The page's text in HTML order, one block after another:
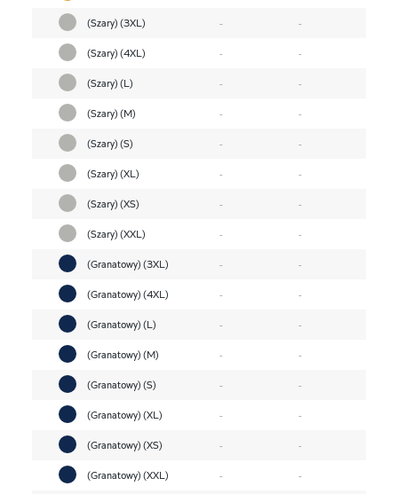
(Szary) (3XL)
-
-
(Szary) (4XL)
-
-
(Szary) (L)
-
-
(Szary) (M)
-
-
(Szary) (S)
-
-
(Szary) (XL)
-
-
(Szary) (XS)
-
-
(Szary) (XXL)
-
-
(Granatowy) (3XL)
-
-
(Granatowy) (4XL)
-
-
(Granatowy) (L)
-
-
(Granatowy) (M)
-
-
(Granatowy) (S)
-
-
(Granatowy) (XL)
-
-
(Granatowy) (XS)
-
-
(Granatowy) (XXL)
-
-